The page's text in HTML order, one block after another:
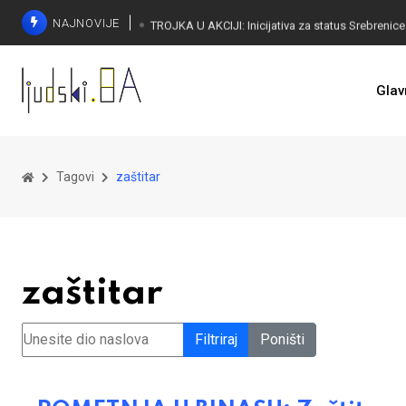
NAJNOVIJE
Tagovi zaštitar
zaštitar
Unesite dio naslova Filtriraj Poništi